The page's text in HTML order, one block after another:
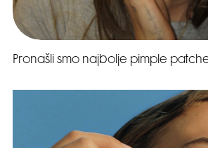
Pronašli smo najbolje pimple